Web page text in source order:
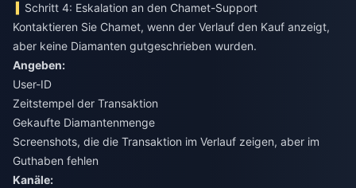
Schritt 4: Eskalation an den Chamet-Support
Kontaktieren Sie Chamet, wenn der Verlauf den Kauf anzeigt,
aber keine Diamanten gutgeschrieben wurden.
Angeben:
User-ID
Zeitstempel der Transaktion
Gekaufte Diamantenmenge
Screenshots, die die Transaktion im Verlauf zeigen, aber im
Guthaben fehlen
Kanäle: